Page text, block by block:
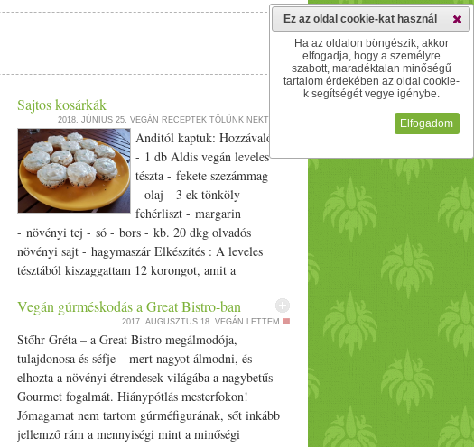
Sajtos kosárkák
2018. JÚNIUS 25. VEGÁN RECEPTEK TŐLÜNK NEKTEK
Anditól kaptuk: Hozzávalók:
- 1 db Aldis vegán leveles
tészta - fekete szezámmag
- olaj - 3 ek tönköly
fehérliszt - margarin
- növényi tej - só - bors - kb. 20 dkg olvadós
növényi sajt - hagymaszár Elkészítés : A leveles
tésztából kiszaggattam 12 korongot, amit a
vágódeszkára tettem, amit előzőleg megszórtam
fekete szezámmal. A formákat kiolajoztam,
kiliszteztem, majd a magos felükkel lefelé téve
sütöttem ki a formában. 200 C, kb 15 perc a sütési
idő. Érdemes megszurkálni sütés előtt, hogy ne
púposodjanak fel. Ha mégis megteszi, akkor még a
formában be kell roppantani a tetejét. Kihülést
követően ki kell venni. Töltelék: Zsemleszínűre
Vegán gúrméskodás a Great Bistro-ban
2017. AUGUSZTUS 18. VEGÁN LETTEM
Stőhr Gréta – a Great Bistro megálmodója,
tulajdonosa és séfje – mert nagyot álmodni, és
elhozta a növényi étrendesek világába a nagybetűs
Gourmet fogalmát. Hiánypótlás mesterfokon!
Jómagamat nem tartom gúrméfigurának, sőt inkább
jellemző rám a mennyiségi mint a minőségi
Ez az oldal cookie-kat használ
Ha az oldalon böngészik, akkor
elfogadja, hogy a személyre
szabott, maradéktalan minőségű
tartalom érdekében az oldal cookie-
k segítségét vegye igénybe.
Elfogadom